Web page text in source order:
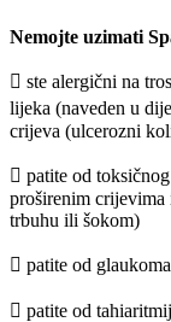
Nemojte uzimati
 ste alergični na
lijeka (naveden u
crijeva (ulcerozni
 patite od
proširenim crijevima
trbuhu ili šokom)
 patite od
 patite od